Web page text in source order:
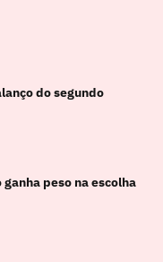
do segundo
peso na escolha